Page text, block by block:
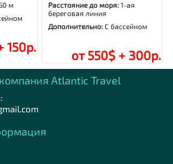
м
150р.
Расстояние до моря:1-ая
береговая линия
Дополнительно:С бассейном
от 550$ + 300р.
Аtlantic Travel